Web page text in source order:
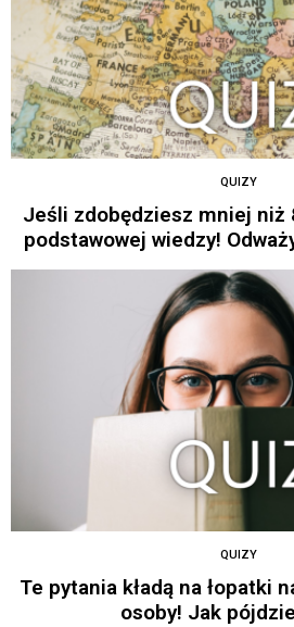
QUIZY
Jeśli zdobędziesz mniej niż
podstawowej wiedzy!
QUIZY
Te pytania kładą na łopatki
osoby! Jak